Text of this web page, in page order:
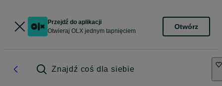
Przejdź do aplikacji
Otwieraj OLX jednym tapnięciem
Otwórz
Znajdź coś dla siebie